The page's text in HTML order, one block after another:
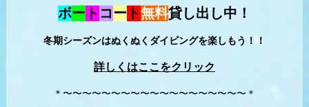
ボー ト コー ト無料貸し出し中！
冬期シーズンはぬくぬくダイビングを楽しもう！！
詳しくはここをクリック
＊〜〜〜〜〜〜〜〜〜〜〜〜〜〜〜〜〜〜〜＊